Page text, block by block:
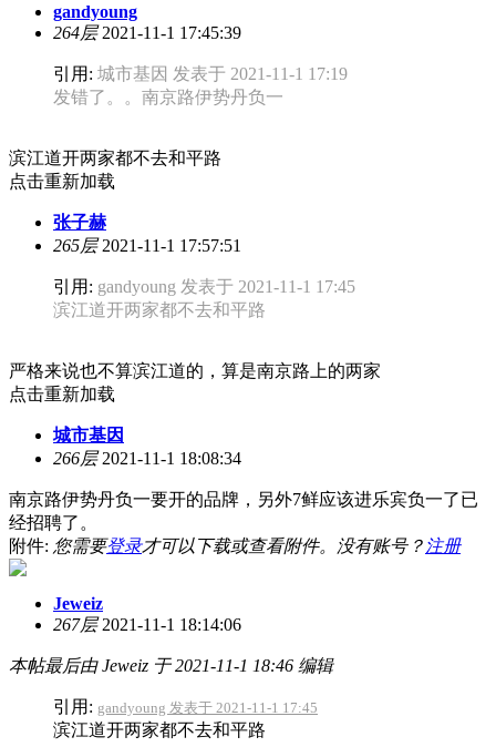
gandyoung
264层2021-11-1 17:45:39
引用: 城市基因 发表于 2021-11-1 17:19
发错了。。南京路伊势丹负一
滨江道开两家都不去和平路
点击重新加载
张子赫
265层2021-11-1 17:57:51
引用: gandyoung 发表于 2021-11-1 17:45
滨江道开两家都不去和平路
严格来说也不算滨江道的，算是南京路上的两家
点击重新加载
城市基因
266层2021-11-1 18:08:34
南京路伊势丹负一要开的品牌，另外7鲜应该进乐宾负一了已
经招聘了。
附件: 您需要登录才可以下载或查看附件。没有账号？ 注册
Jeweiz
267层2021-11-1 18:14:06
本帖最后由 Jeweiz 于 2021-11-1 18:46 编辑
引用: gandyoung 发表于 2021-11-1 17:45
滨江道开两家都不去和平路